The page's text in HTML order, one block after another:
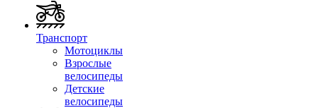
Транспорт
Мотоциклы
Взрослые
велосипеды
Детские
велосипеды